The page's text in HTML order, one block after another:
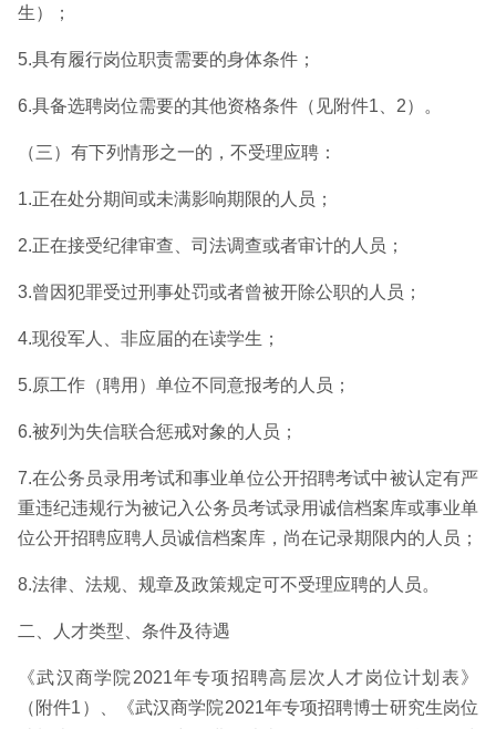
生）；
5.具有履行岗位职责需要的身体条件；
6.具备选聘岗位需要的其他资格条件（见附件1、2）。
（三）有下列情形之一的，不受理应聘：
1.正在处分期间或未满影响期限的人员；
2.正在接受纪律审查、司法调查或者审计的人员；
3.曾因犯罪受过刑事处罚或者曾被开除公职的人员；
4.现役军人、非应届的在读学生；
5.原工作（聘用）单位不同意报考的人员；
6.被列为失信联合惩戒对象的人员；
7.在公务员录用考试和事业单位公开招聘考试中被认定有严
重违纪违规行为被记入公务员考试录用诚信档案库或事业单
位公开招聘应聘人员诚信档案库，尚在记录期限内的人员；
8.法律、法规、规章及政策规定可不受理应聘的人员。
二、人才类型、条件及待遇
《武汉商学院2021年专项招聘高层次人才岗位计划表》
（附件1）、《武汉商学院2021年专项招聘博士研究生岗位